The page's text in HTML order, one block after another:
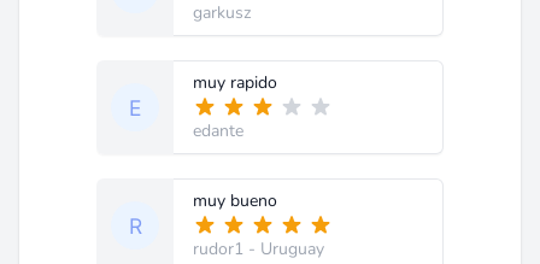
garkusz
muy rapido
edante
muy bueno
rudor1 - Uruguay